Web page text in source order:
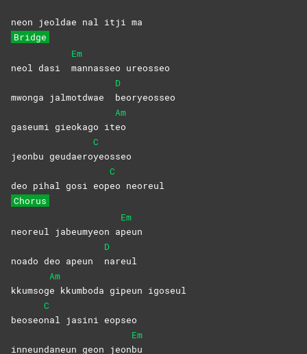
neon jeoldae nal itji ma
Bridge
neol dasi
Em
mannasseo ureosseo
mwonga jalmotdwae
D
beoryeosseo
gaseumi gieokago it
Am
eo
jeonbu geudaero
C
yeosseo
deo pihal gosi eop
C
eo neoreul
Chorus
neoreul jabeumyeon a
Em
peun
noado deo apeun
D
nareul
kkumsog
Am
e kkumboda gipeun igoseul
beoseo
C
nal jasini eopseo
inneundaneun geon jeon
Em
bu